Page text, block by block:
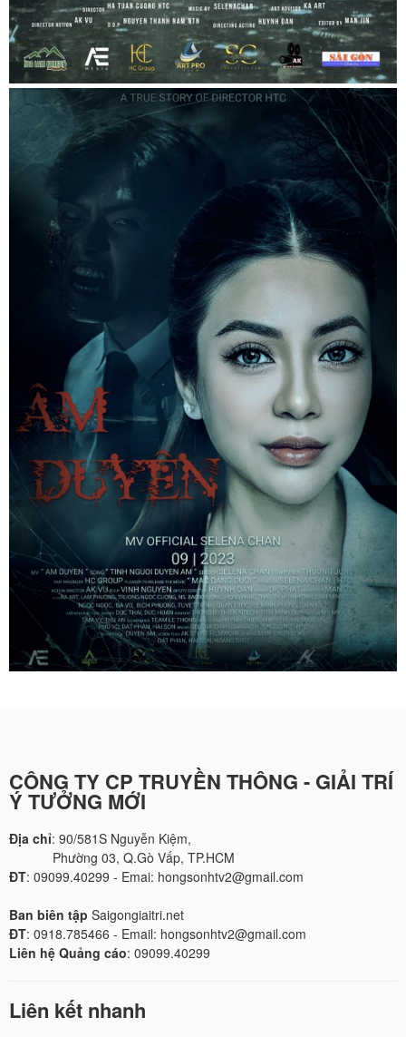
CÔNG TY CP TRUYỀN THÔNG - GIẢI TRÍ
Ý TƯỞNG MỚI
Địa chỉ: 90/581S Nguyễn Kiệm,
Phường 03, Q.Gò Vấp, TP.HCM
ĐT: 09099.40299 - Emai: hongsonhtv2@gmail.com
Ban biên tập Saigongiaitri.net
ĐT: 0918.785466 - Email: hongsonhtv2@gmail.com
Liên hệ Quảng cáo: 09099.40299
Liên kết nhanh